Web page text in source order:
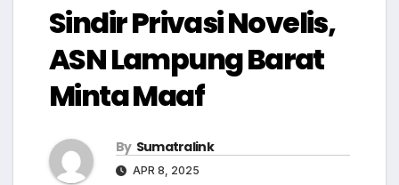
Sindir Privasi Novelis,
ASN Lampung Barat
Minta Maaf
By Sumatralink
APR 8, 2025